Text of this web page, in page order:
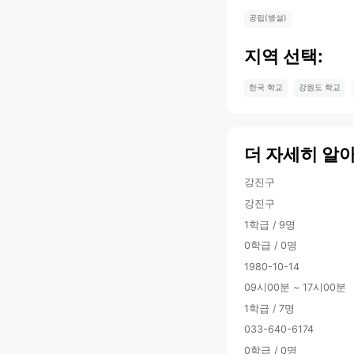
공립(병설)
지역 선택:
한국 학교 강원도 학교
더 자세히 알
강진구
강진구
1학급 / 9명
0학급 / 0명
1980-10-14
09시00분 ~ 17시00분
1학급 / 7명
033-640-6174
0학급 / 0명